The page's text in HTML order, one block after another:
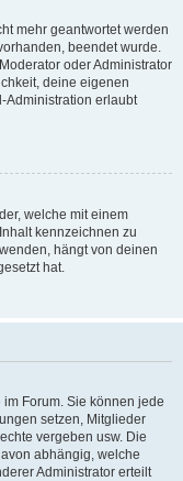
mehr geantwortet werden
beendet wurde.
oder Administrator
deine eigenen
Administration erlaubt
welche mit einem
kennzeichnen zu
hängt von deinen
hat.
Forum. Sie können jede
setzen, Mitglieder
vergeben usw. Die
abhängig, welche
Administrator erteilt